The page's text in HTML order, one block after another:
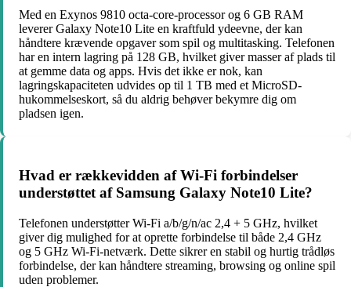
Med en Exynos 9810 octa-core-processor og 6 GB RAM
leverer Galaxy Note10 Lite en kraftfuld ydeevne, der kan
håndtere krævende opgaver som spil og multitasking. Telefonen
har en intern lagring på 128 GB, hvilket giver masser af plads til
at gemme data og apps. Hvis det ikke er nok, kan
lagringskapaciteten udvides op til 1 TB med et MicroSD-
hukommelseskort, så du aldrig behøver bekymre dig om
pladsen igen.
Hvad er rækkevidden af Wi-Fi forbindelser
understøttet af Samsung Galaxy Note10 Lite?
Telefonen understøtter Wi-Fi a/b/g/n/ac 2,4 + 5 GHz, hvilket
giver dig mulighed for at oprette forbindelse til både 2,4 GHz
og 5 GHz Wi-Fi-netværk. Dette sikrer en stabil og hurtig trådløs
forbindelse, der kan håndtere streaming, browsing og online spil
uden problemer.